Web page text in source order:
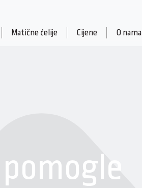
Matične ćelije Cijene O nama